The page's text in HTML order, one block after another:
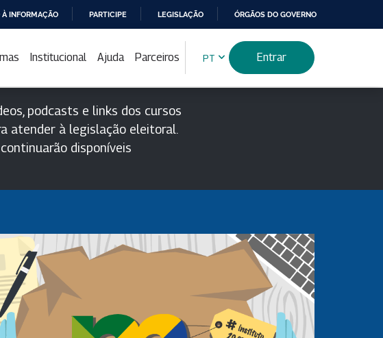
À INFORMAÇÃO PARTICIPE LEGISLAÇÃO ÓRGÃOS DO GOVERNO
Institucional Ajuda Parceiros PT Entrar
podcasts e links dos cursos
atender à legislação eleitoral.
disponíveis